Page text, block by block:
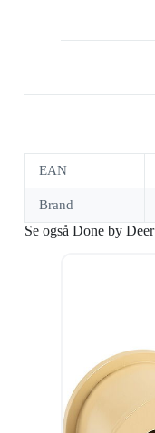
EAN
Brand
Se også Done by Deer